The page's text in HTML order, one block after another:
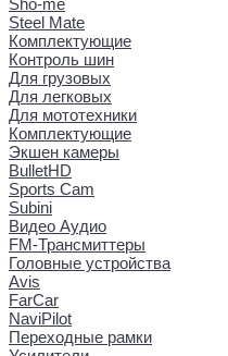
Steel Mate
Комплектующие
Контроль шин
Для грузовых
Для легковых
Для мототехники
Комплектующие
Экшен камеры
BulletHD
Sports Cam
Subini
Видео Аудио
FM-Трансмиттеры
Головные устройства
Avis
FarCar
NaviPilot
Переходные рамки